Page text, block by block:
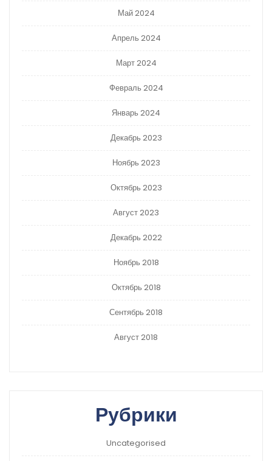
Май 2024
Апрель 2024
Март 2024
Февраль 2024
Январь 2024
Декабрь 2023
Ноябрь 2023
Октябрь 2023
Август 2023
Декабрь 2022
Ноябрь 2018
Октябрь 2018
Сентябрь 2018
Август 2018
Рубрики
Uncategorised